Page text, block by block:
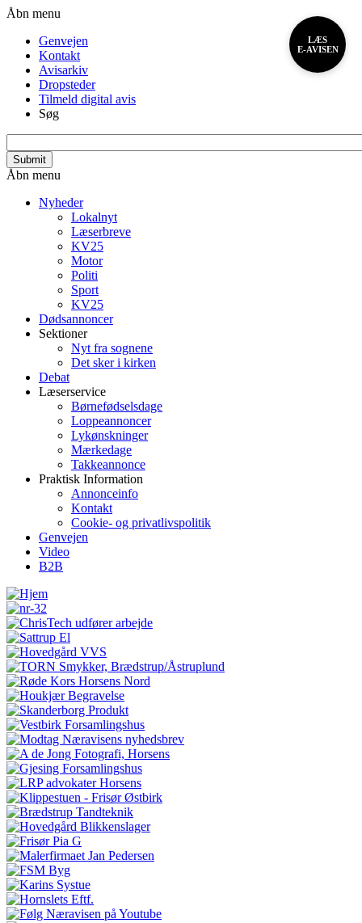
Gå
hovedindhold
Header
Åbn menu
Genvejen
Kontakt
Avisarkiv
Dropsteder
Tilmeld digital avis
Søg
Primær
Åbn menu
Nyheder
Lokalnyt
Læserbreve
KV25
Motor
Politi
Sport
KV25
Dødsannoncer
Sektioner
Nyt fra sognene
Det sker i kirken
Debat
Læserservice
Børnefødselsdage
Loppeannoncer
Lykønskninger
Mærkedage
Takkeannonce
Praktisk Information
Annonceinfo
Kontakt
Cookie- og privatlivspolitik
Genvejen
Video
B2B
LÆS
E-AVISEN